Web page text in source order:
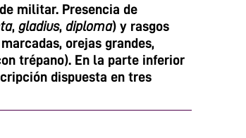
militar. Presencia de
, gladius, diploma) y rasgos
orejas grandes,
trépano). En la parte inferior
dispuesta en tres